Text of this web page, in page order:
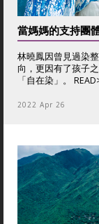
當媽媽的支持團
林曉鳳因曾見過染
向，更因有了孩子
「自在染」。
2022 Apr 26